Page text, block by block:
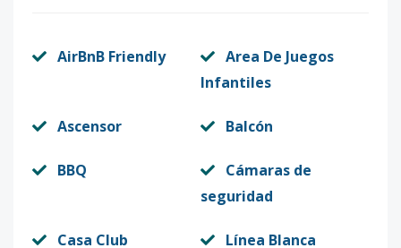
AirBnB Friendly
Area De Juegos
Infantiles
Ascensor Balcón
BBQ
Cámaras de
seguridad
Casa Club Línea Blanca